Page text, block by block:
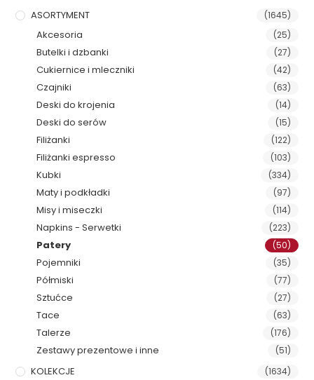
ASORTYMENT
(1645)
Akcesoria (25)
Butelki i dzbanki (27)
Cukiernice i mleczniki (42)
Czajniki (63)
Deski do krojenia (14)
Deski do serów (15)
Filiżanki (122)
Filiżanki espresso (103)
Kubki (334)
Maty i podkładki (97)
Misy i miseczki (114)
Napkins - Serwetki (223)
Patery (50)
Pojemniki (35)
Półmiski (77)
Sztućce (27)
Tace (63)
Talerze (176)
Zestawy prezentowe i inne (51)
KOLEKCJE (1634)